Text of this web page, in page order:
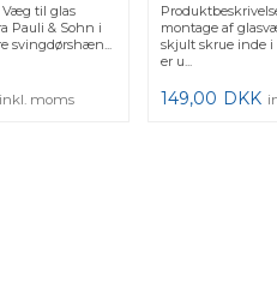
Væg til glas
Pauli & Sohn i
svingdørshæn...
inkl. moms
montage af
skjult skrue inde
er u...
149,00 DKK